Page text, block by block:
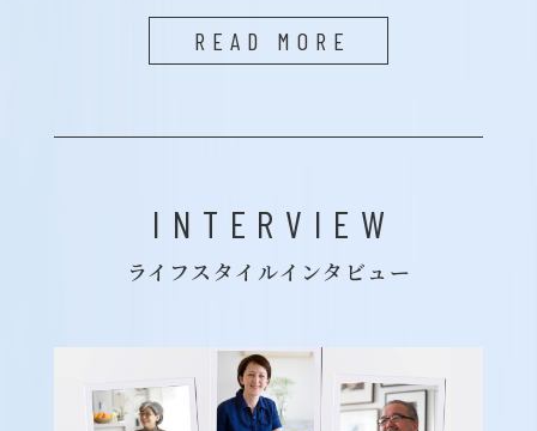
READ MORE
INTERVIEW
ライフスタイルインタビュー